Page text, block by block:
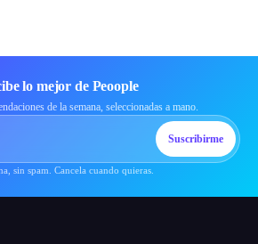
lo mejor de Peoople
de la semana, seleccionadas a mano.
Suscribirme
sin spam. Cancela cuando quieras.